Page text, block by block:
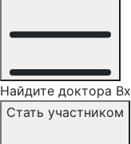
Найдите доктора
Стать участником